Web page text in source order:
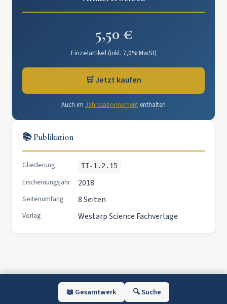
5,50 €
Einzelartikel (inkl. 7,0% MwSt)
🛒 Jetzt kaufen
Auch im Jahresabonnement enthalten
📚 Publikation
Gliederung II-1.2.15
Erscheinungsjahr 2018
Seitenumfang 8 Seiten
Verlag Westarp Science Fachverlage
📖 Gesamtwerk 🔍 Suche